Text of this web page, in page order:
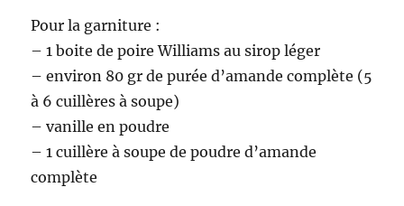
Pour la garniture :
– 1 boite de poire Williams au sirop léger
– environ 80 gr de purée d’amande complète (5
à 6 cuillères à soupe)
– vanille en poudre
– 1 cuillère à soupe de poudre d’amande
complète